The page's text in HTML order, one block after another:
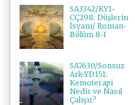
SA3342/KY1-
CÇ298: Düşlerin
İsyanı/ Roman-
Bölüm 8-I
SA7630/Sonsuz
Ark-YD151:
Kemoterapi
Nedir ve Nasıl
Çalışır?